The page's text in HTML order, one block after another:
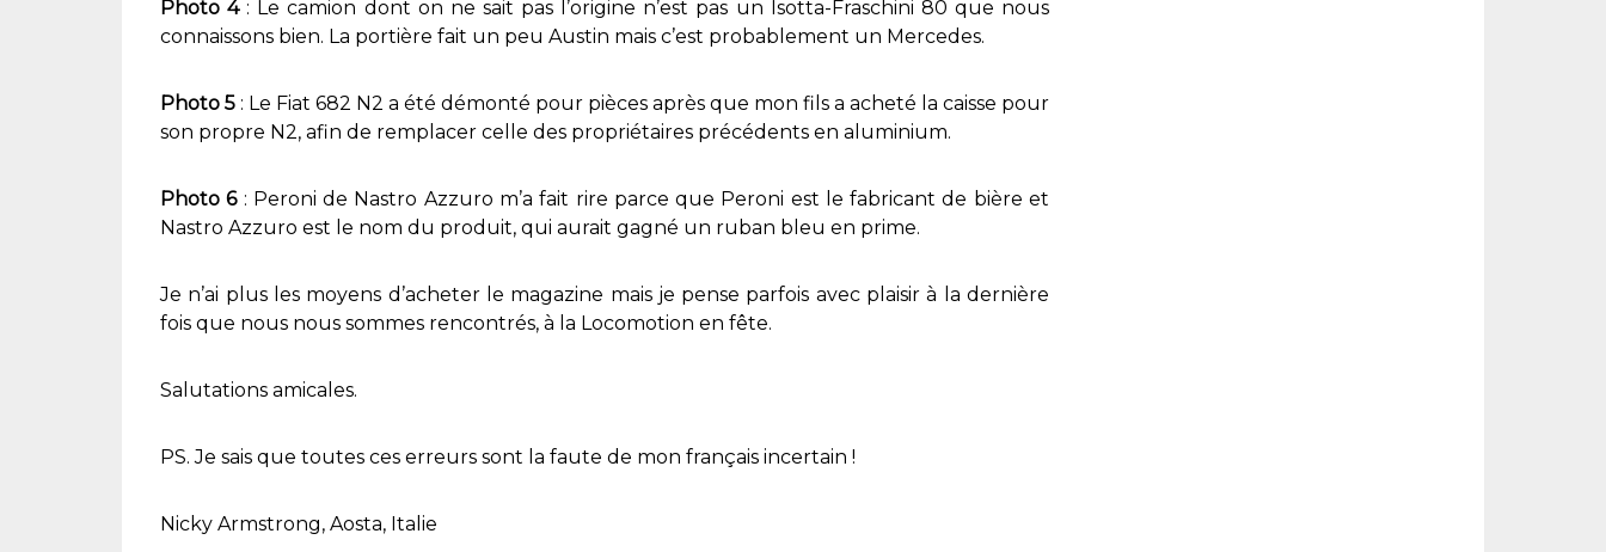
Photo 4: Le camion dont on ne sait pas l’origine n’est pas un Isotta-Fraschini 80 que nous
connaissons bien. La portière fait un peu Austin mais c’est probablement un Mercedes.
Photo 5 : Le Fiat 682 N2 a été démonté pour pièces après que mon fils a acheté la caisse pour
son propre N2, afin de remplacer celle des propriétaires précédents en aluminium.
Photo 6: Peroni de Nastro Azzuro m’a fait rire parce que Peroni est le fabricant de bière et
Nastro Azzuro est le nom du produit, qui aurait gagné un ruban bleu en prime.
Je n’ai plus les moyens d’acheter le magazine mais je pense parfois avec plaisir à la dernière
fois que nous nous sommes rencontrés, à la Locomotion en fête.
Salutations amicales.
PS. Je sais que toutes ces erreurs sont la faute de mon français incertain !
Nicky Armstrong, Aosta, Italie